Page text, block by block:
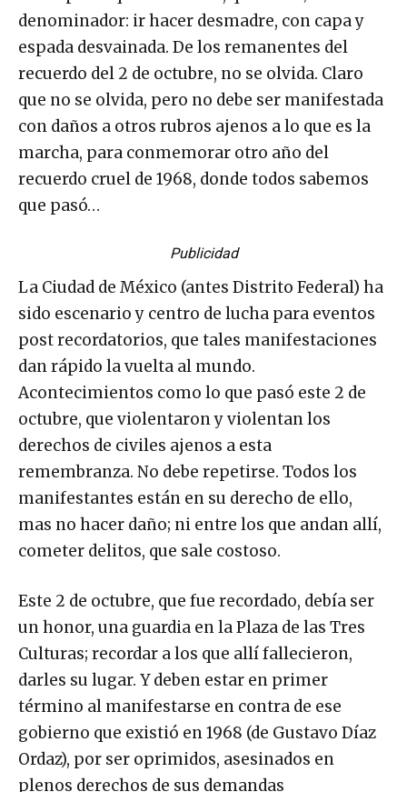
denominador: ir hacer desmadre, con capa y
espada desvainada. De los remanentes del
recuerdo del 2 de octubre, no se olvida. Claro
que no se olvida, pero no debe ser manifestada
con daños a otros rubros ajenos a lo que es la
marcha, para conmemorar otro año del
recuerdo cruel de 1968, donde todos sabemos
que pasó…
Publicidad
La Ciudad de México (antes Distrito Federal) ha
sido escenario y centro de lucha para eventos
post recordatorios, que tales manifestaciones
dan rápido la vuelta al mundo.
Acontecimientos como lo que pasó este 2 de
octubre, que violentaron y violentan los
derechos de civiles ajenos a esta
remembranza. No debe repetirse. Todos los
manifestantes están en su derecho de ello,
mas no hacer daño; ni entre los que andan allí,
cometer delitos, que sale costoso.
Este 2 de octubre, que fue recordado, debía ser
un honor, una guardia en la Plaza de las Tres
Culturas; recordar a los que allí fallecieron,
darles su lugar. Y deben estar en primer
término al manifestarse en contra de ese
gobierno que existió en 1968 (de Gustavo Díaz
Ordaz), por ser oprimidos, asesinados en
plenos derechos de sus demandas